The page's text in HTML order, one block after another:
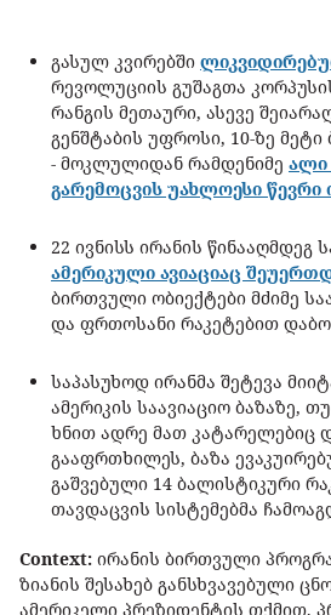
გასულ კვირებში
რევოლუციის გუშაგთა
რანგის მეთაური, ასევე
გენშტაბის უფროსი, 10-ზე
- მოკლულიდან რამდენიმე ალი
გარემოცვის უახლოესი წევრი
22 ივნისს ირანის წინააღმდეგ
ამერიკული ავიაციაც
ბირთვული ობიექტები მძიმე
და ფრთოსანი რაკეტებით
საპასუხოდ ირანმა შეტევა
ამერიკის საავიაციო ბაზაზე,
ხნით ადრე მათ კატარელებიც
გააფრთხილეს, ბაზა
გაშვებული 14 ბალისტიკური
თავდაცვის სისტემებმა
Context: ირანის ბირთვული
ზიანის შესახებ განსხვავებული
ამერიკელი პრეზიდენტის თქმით,